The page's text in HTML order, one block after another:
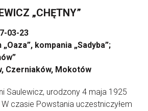
„CHĘTNY”
03-23
„Oaza”, kompania „Sadyba”;
Czerniaków, Mokotów
ni Saulewicz, urodzony 4 maja 1925
czasie Powstania uczestniczyłem